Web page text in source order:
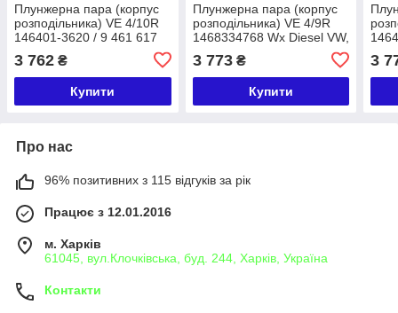
Плунжерна пара (корпус
розподільника) VE 4/10R
146401-3620 / 9 461 617
093 Wx Diesel MITSUBISHI
3 762 ₴
Купити
Плунжерна пара (корпус
розподільника) VE 4/9R
1468334768 Wx Diesel VW,
3 773₴
Купити
T
3
Про нас
96% позитивних з 115 відгуків за рік
Працює з 12.01.2016
м. Харків
61045, вул.Клочківська, буд. 244, Харків, Україна
Контакти